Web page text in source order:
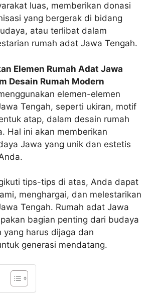
luas, memberikan donasi
yang bergerak di bidang
atau terlibat dalam
rumah adat Jawa Tengah.
Elemen Rumah Adat Jawa
Desain Rumah Modern
elemen-elemen
Tengah, seperti ukiran, motif
atap, dalam desain rumah
Hal ini akan memberikan
Jawa yang unik dan estetis
tips-tips di atas, Anda dapat
menghargai, dan melestarikan
Tengah. Rumah adat Jawa
bagian penting dari budaya
yang harus dijaga dan
generasi mendatang.